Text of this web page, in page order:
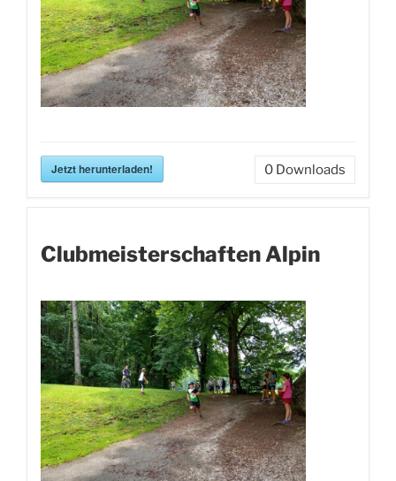
Jetzt herunterladen! 0 Downloads
Clubmeisterschaften Alpin